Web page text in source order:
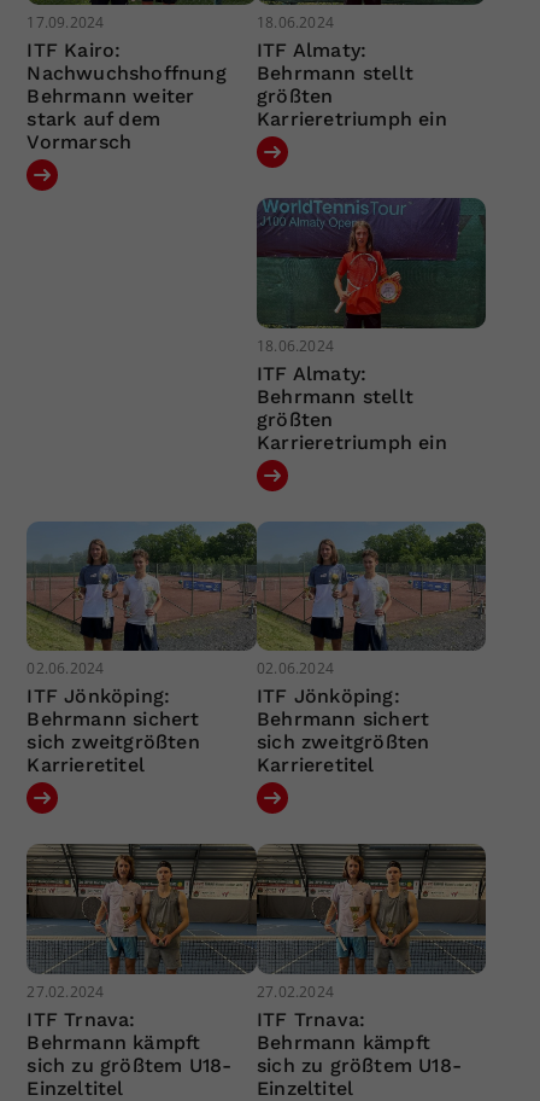
17.09.2024
ITF Kairo:
Nachwuchshoffnung
Behrmann weiter
stark auf dem
Vormarsch
18.06.2024
ITF Almaty:
Behrmann stellt
größten
Karrieretriumph ein
18.06.2024
ITF Almaty:
Behrmann stellt
größten
Karrieretriumph ein
02.06.2024
ITF Jönköping:
Behrmann sichert
sich zweitgrößten
Karrieretitel
02.06.2024
ITF Jönköping:
Behrmann sichert
sich zweitgrößten
Karrieretitel
27.02.2024
ITF Trnava:
Behrmann kämpft
sich zu größtem U18-
Einzeltitel
27.02.2024
ITF Trnava:
Behrmann kämpft
sich zu größtem U18-
Einzeltitel